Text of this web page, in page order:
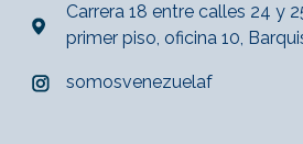
Carrera 18 entre calles 24 y
primer piso, oficina 10,
somosvenezuelaf